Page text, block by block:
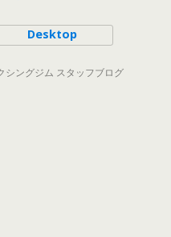
Desktop
ングジム スタッフブログ